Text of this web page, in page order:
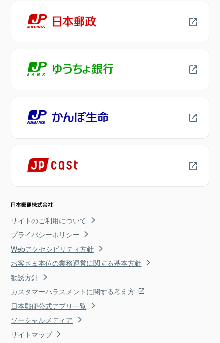
サイトのご利用について
プライバシーポリシー
Webアクセシビリティ方針
お客さま本位の業務運営に関する基本方針
勧誘方針
カスタマーハラスメントに関する考え方
日本郵便公式アプリ一覧
ソーシャルメディア
サイトマップ